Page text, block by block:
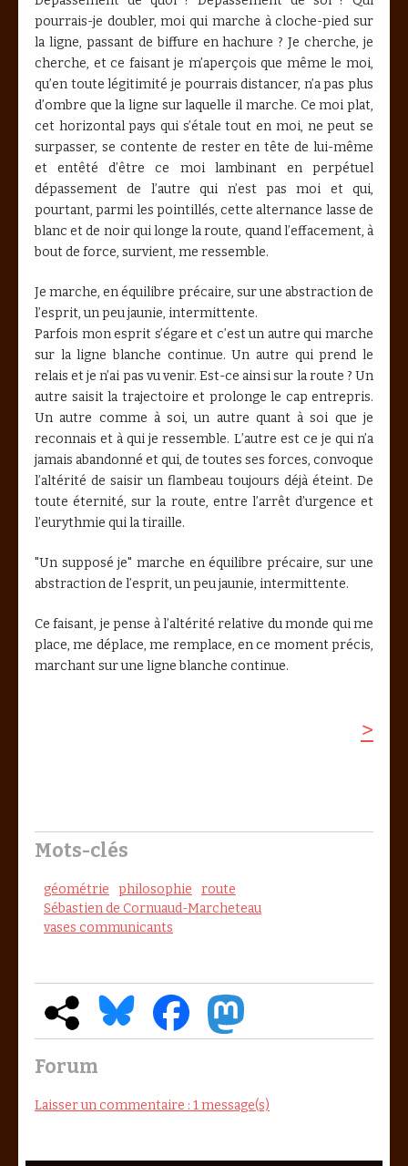
pourrais-je doubler, moi qui marche à cloche-pied sur
la ligne, passant de biffure en hachure ? Je cherche, je
cherche, et ce faisant je m’aperçois que même le moi,
qu’en toute légitimité je pourrais distancer, n’a pas plus
d’ombre que la ligne sur laquelle il marche. Ce moi plat,
cet horizontal pays qui s’étale tout en moi, ne peut se
surpasser, se contente de rester en tête de lui-même
et entêté d’être ce moi lambinant en perpétuel
dépassement de l’autre qui n’est pas moi et qui,
pourtant, parmi les pointillés, cette alternance lasse de
blanc et de noir qui longe la route, quand l’effacement, à
bout de force, survient, me ressemble.
Je marche, en équilibre précaire, sur une abstraction de
l’esprit, un peu jaunie, intermittente.
Parfois mon esprit s’égare et c’est un autre qui marche
sur la ligne blanche continue. Un autre qui prend le
relais et je n’ai pas vu venir. Est-ce ainsi sur la route ? Un
autre saisit la trajectoire et prolonge le cap entrepris.
Un autre comme à soi, un autre quant à soi que je
reconnais et à qui je ressemble. L’autre est ce je qui n’a
jamais abandonné et qui, de toutes ses forces, convoque
l’altérité de saisir un flambeau toujours déjà éteint. De
toute éternité, sur la route, entre l’arrêt d’urgence et
l’eurythmie qui la tiraille.
"Un supposé je" marche en équilibre précaire, sur une
abstraction de l’esprit, un peu jaunie, intermittente.
Ce faisant, je pense à l’altérité relative du monde qui me
place, me déplace, me remplace, en ce moment précis,
marchant sur une ligne blanche continue.
>
Mots-clés
géométrie philosophie
route
Sébastien de Cornuaud-Marcheteau
vases communicants
Forum
Laisser un commentaire : 1 message(s)